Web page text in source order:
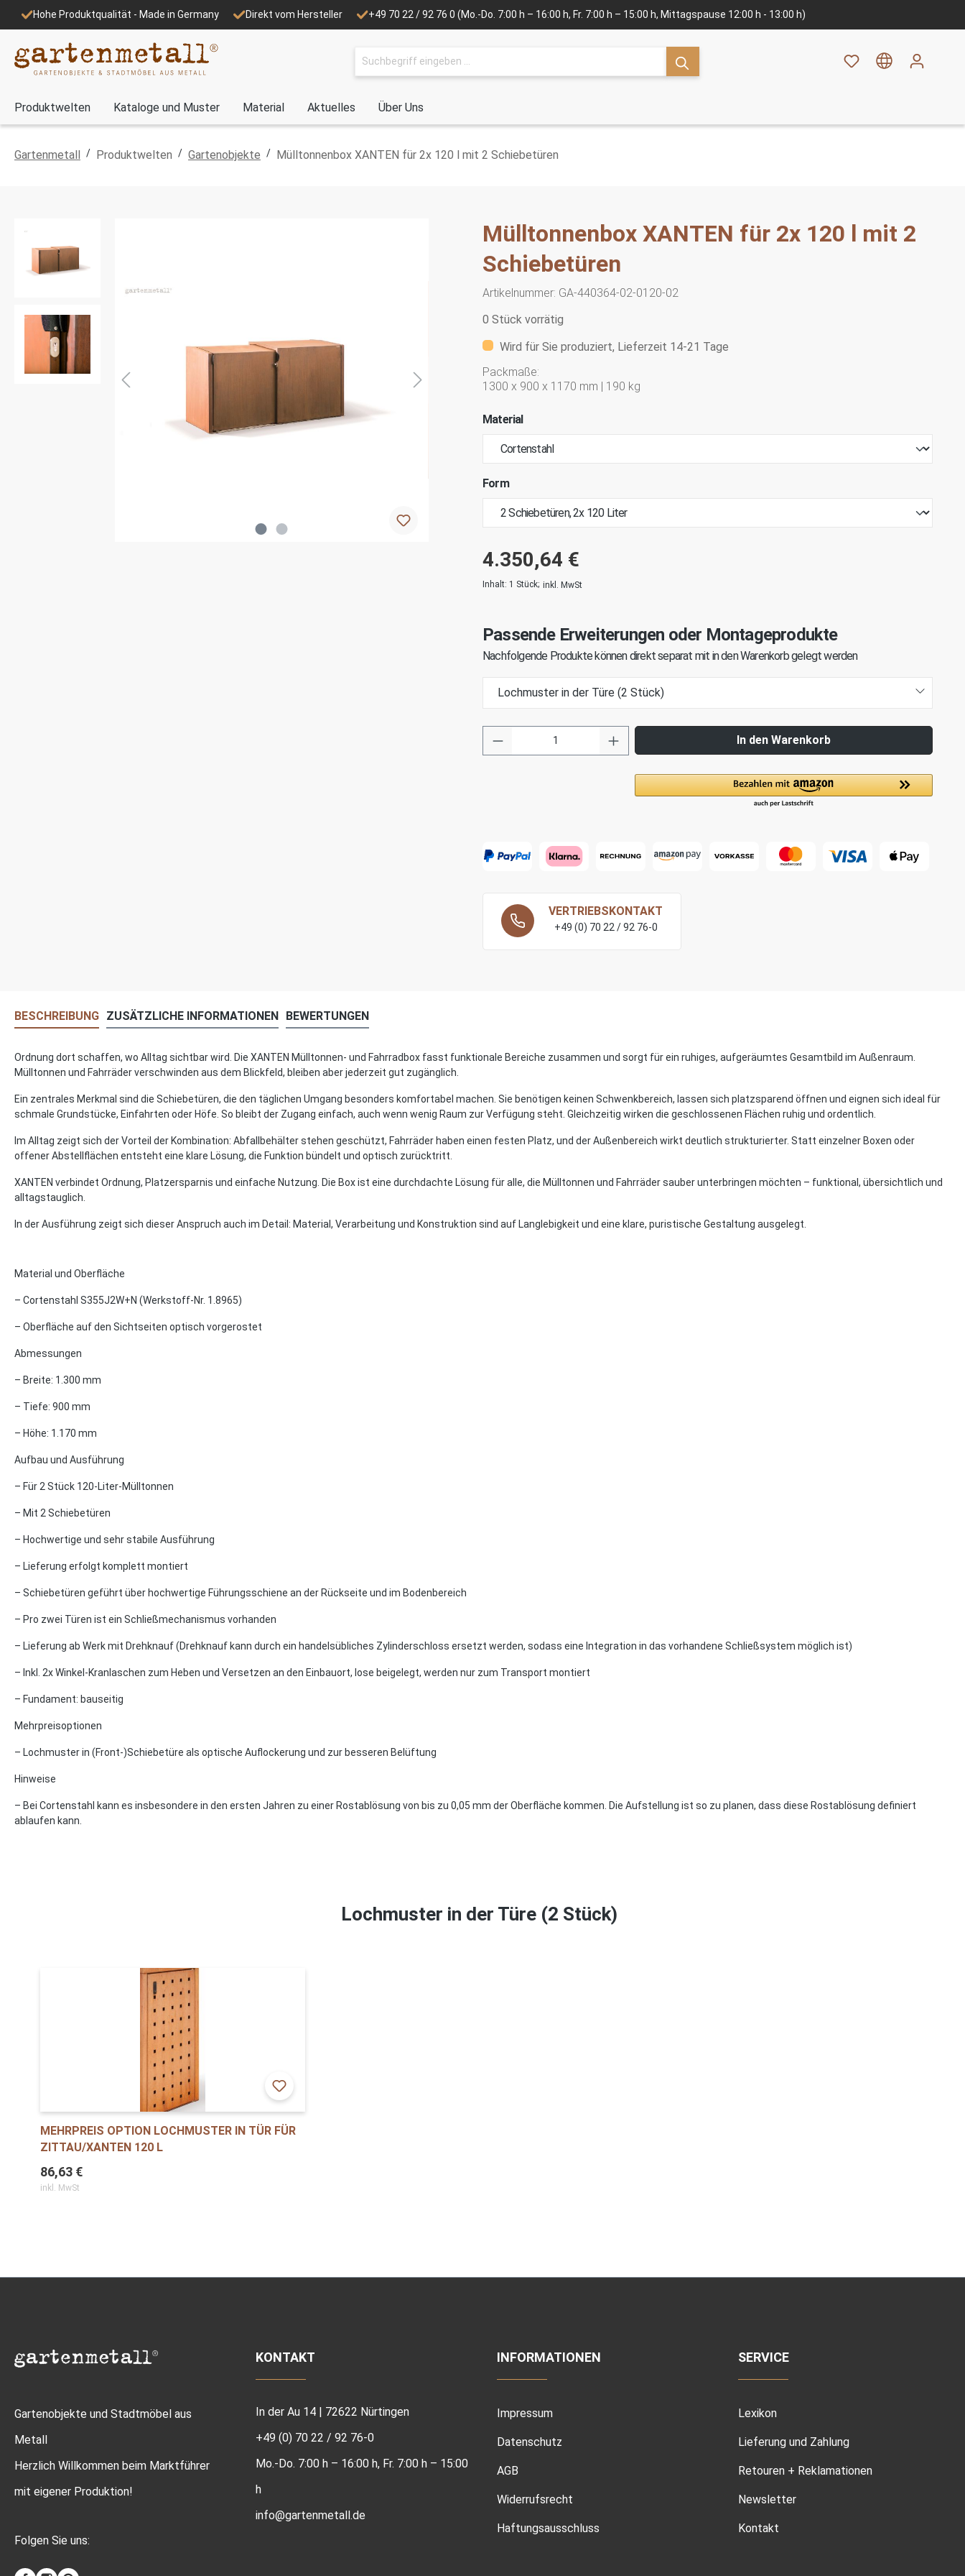
Hohe Produktqualität - Made in Germany Direkt vom Hersteller +49 70 22 / 92 76 0 (Mo.-Do. 7:00 h – 16:00 h, Fr. 7:00 h – 15:00 h, Mittagspause 12:00 h - 13:00 h)
Produktwelten Kataloge und Muster Material Aktuelles Über Uns
Gartenmetall / Produktwelten / Gartenobjekte / Mülltonnenbox XANTEN für 2x 120 l mit 2 Schiebetüren
Mülltonnenbox XANTEN für 2x 120 l mit 2
Schiebetüren
Artikelnummer: GA-440364-02-0120-02
0 Stück vorrätig
Wird für Sie produziert, Lieferzeit 14-21 Tage
Packmaße:
1300 x 900 x 1170 mm | 190 kg
Material
Form
4.350,64 €
Inhalt: 1 Stück; inkl. MwSt
Passende Erweiterungen oder Montageprodukte
Nachfolgende Produkte können direkt separat mit in den Warenkorb gelegt werden
Lochmuster in der Türe (2 Stück)
In den Warenkorb
VERTRIEBSKONTAKT
+49 (0) 70 22 / 92 76-0
BESCHREIBUNG ZUSÄTZLICHE INFORMATIONEN BEWERTUNGEN
Ordnung dort schaffen, wo Alltag sichtbar wird. Die XANTEN Mülltonnen- und Fahrradbox fasst funktionale Bereiche zusammen und sorgt für ein ruhiges, aufgeräumtes Gesamtbild im Außenraum.
Mülltonnen und Fahrräder verschwinden aus dem Blickfeld, bleiben aber jederzeit gut zugänglich.
Ein zentrales Merkmal sind die Schiebetüren, die den täglichen Umgang besonders komfortabel machen. Sie benötigen keinen Schwenkbereich, lassen sich platzsparend öffnen und eignen sich ideal für
schmale Grundstücke, Einfahrten oder Höfe. So bleibt der Zugang einfach, auch wenn wenig Raum zur Verfügung steht. Gleichzeitig wirken die geschlossenen Flächen ruhig und ordentlich.
Im Alltag zeigt sich der Vorteil der Kombination: Abfallbehälter stehen geschützt, Fahrräder haben einen festen Platz, und der Außenbereich wirkt deutlich strukturierter. Statt einzelner Boxen oder
offener Abstellflächen entsteht eine klare Lösung, die Funktion bündelt und optisch zurücktritt.
XANTEN verbindet Ordnung, Platzersparnis und einfache Nutzung. Die Box ist eine durchdachte Lösung für alle, die Mülltonnen und Fahrräder sauber unterbringen möchten – funktional, übersichtlich und
alltagstauglich.
In der Ausführung zeigt sich dieser Anspruch auch im Detail: Material, Verarbeitung und Konstruktion sind auf Langlebigkeit und eine klare, puristische Gestaltung ausgelegt.
Material und Oberfläche
– Cortenstahl S355J2W+N (Werkstoff-Nr. 1.8965)
– Oberfläche auf den Sichtseiten optisch vorgerostet
Abmessungen
– Breite: 1.300 mm
– Tiefe: 900 mm
– Höhe: 1.170 mm
Aufbau und Ausführung
– Für 2 Stück 120-Liter-Mülltonnen
– Mit 2 Schiebetüren
– Hochwertige und sehr stabile Ausführung
– Lieferung erfolgt komplett montiert
– Schiebetüren geführt über hochwertige Führungsschiene an der Rückseite und im Bodenbereich
– Pro zwei Türen ist ein Schließmechanismus vorhanden
– Lieferung ab Werk mit Drehknauf (Drehknauf kann durch ein handelsübliches Zylinderschloss ersetzt werden, sodass eine Integration in das vorhandene Schließsystem möglich ist)
– Inkl. 2x Winkel-Kranlaschen zum Heben und Versetzen an den Einbauort, lose beigelegt, werden nur zum Transport montiert
– Fundament: bauseitig
Mehrpreisoptionen
– Lochmuster in (Front-)Schiebetüre als optische Auflockerung und zur besseren Belüftung
Hinweise
– Bei Cortenstahl kann es insbesondere in den ersten Jahren zu einer Rostablösung von bis zu 0,05 mm der Oberfläche kommen. Die Aufstellung ist so zu planen, dass diese Rostablösung definiert
ablaufen kann.
Lochmuster in der Türe (2 Stück)
MEHRPREIS OPTION LOCHMUSTER IN TÜR FÜR
ZITTAU/XANTEN 120 L
86,63 €
inkl. MwSt
Gartenobjekte und Stadtmöbel aus
Metall
Herzlich Willkommen beim Marktführer
mit eigener Produktion!
Folgen Sie uns:
KONTAKT
In der Au 14 | 72622 Nürtingen
+49 (0) 70 22 / 92 76-0
Mo.-Do. 7:00 h – 16:00 h, Fr. 7:00 h – 15:00
h
info@gartenmetall.de
INFORMATIONEN
Impressum
Datenschutz
AGB
Widerrufsrecht
Haftungsausschluss
SERVICE
Lexikon
Lieferung und Zahlung
Retouren + Reklamationen
Newsletter
Kontakt